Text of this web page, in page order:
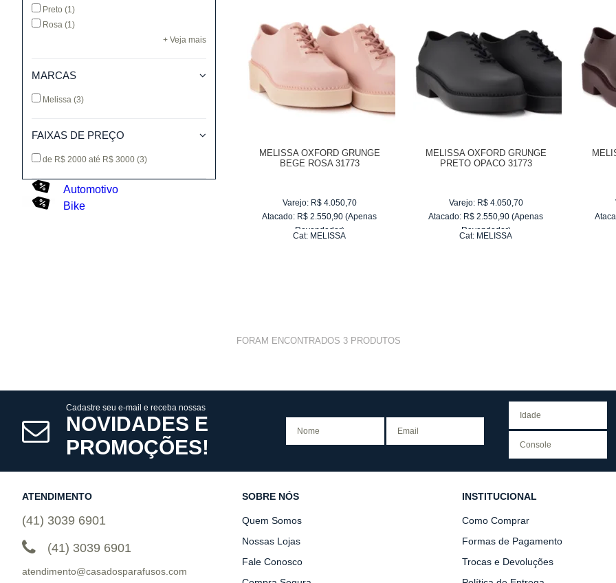
Preto (1)
Rosa (1)
+ Veja mais
MARCAS
Melissa (3)
FAIXAS DE PREÇO
de R$ 2000 até R$ 3000 (3)
Automotivo
Bike
MELISSA OXFORD GRUNGE
BEGE ROSA 31773
Varejo: R$ 4.050,70
Atacado: R$ 2.550,90 (Apenas
Revendedor)
Cat: MELISSA
MELISSA OXFORD GRUNGE
PRETO OPACO 31773
Varejo: R$ 4.050,70
Atacado: R$ 2.550,90 (Apenas
Revendedor)
Cat: MELISSA
FORAM ENCONTRADOS 3PRODUTOS
Cadastre seu e-mail e receba nossas
NOVIDADES E
PROMOÇÕES!
ATENDIMENTO
(41) 3039 6901
(41) 3039 6901
atendimento@casadosparafusos.com
SOBRE NÓS
Quem Somos
Nossas Lojas
Fale Conosco
INSTITUCIONAL
Como Comprar
Formas de Pagamento
Trocas e Devoluções